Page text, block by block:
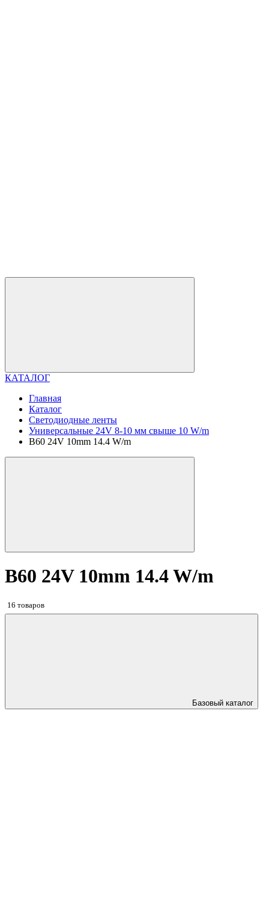
КАТАЛОГ
Главная
Каталог
Светодиодные ленты
Универсальные 24V 8-10 мм свыше 10 W/m
B60 24V 10mm 14.4 W/m
B60 24V 10mm 14.4 W/m
16 товаров
Базовый каталог